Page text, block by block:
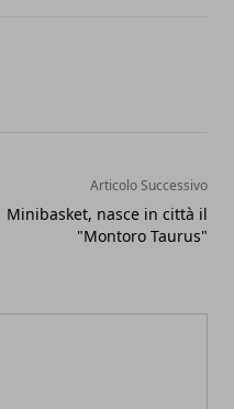
Articolo Successivo
Minibasket, nasce in città il
"Montoro Taurus"